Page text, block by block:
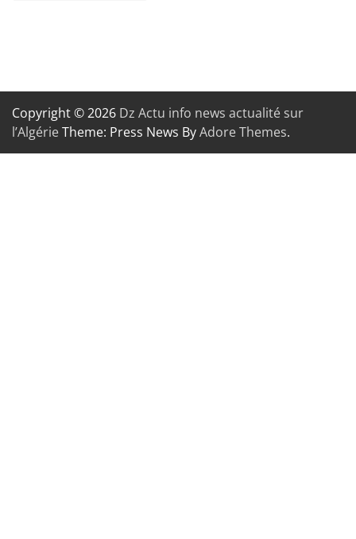
Copyright © 2026 Dz Actu info news actualité sur
l’AlgérieTheme: Press News ByAdore Themes.